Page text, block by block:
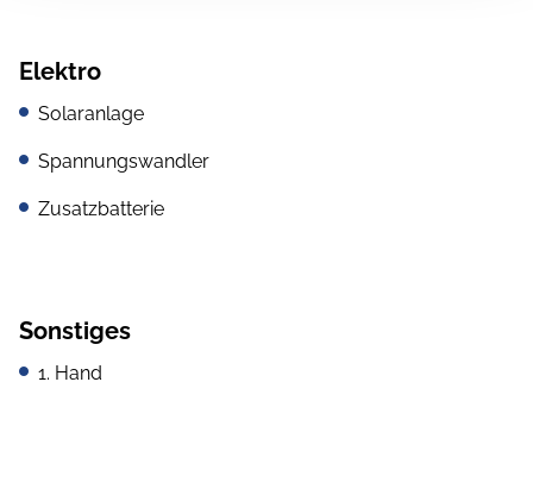
Elektro
Solaranlage
Spannungswandler
Zusatzbatterie
Sonstiges
1. Hand